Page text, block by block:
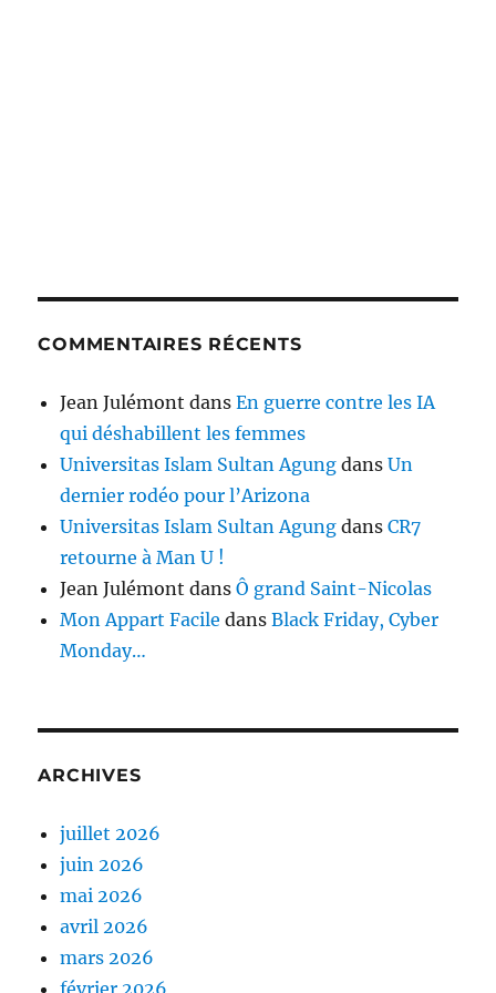
COMMENTAIRES RÉCENTS
Jean Julémont dansEn guerre contre les IA
qui déshabillent les femmes
Universitas Islam Sultan Agung dansUn
dernier rodéo pour l’Arizona
Universitas Islam Sultan Agung dansCR7
retourne à Man U !
Jean Julémont dansÔ grand Saint-Nicolas
Mon Appart Facile dansBlack Friday, Cyber
Monday…
ARCHIVES
juillet 2026
juin 2026
mai 2026
avril 2026
mars 2026